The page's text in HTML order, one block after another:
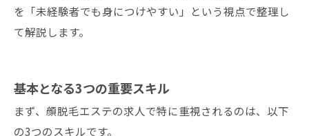
を「未経験者でも身につけやすい」という視点で整理し
て解説します。
基本となる3つの重要スキル
まず、顔脱毛エステの求人で特に重視されるのは、以下
の3つのスキルです。